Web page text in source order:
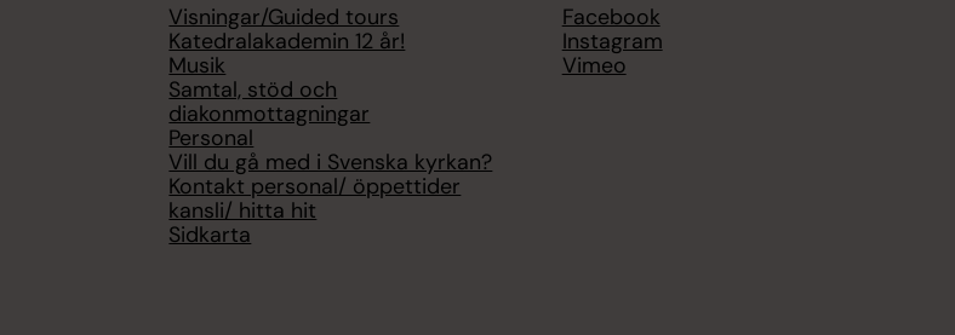
Visningar/Guided tours
Katedralakademin 12 år!
Musik
Samtal, stöd och
diakonmottagningar
Personal
Vill du gå med i Svenska kyrkan?
Kontakt personal/ öppettider
kansli/ hitta hit
Sidkarta
Facebook
Instagram
Vimeo